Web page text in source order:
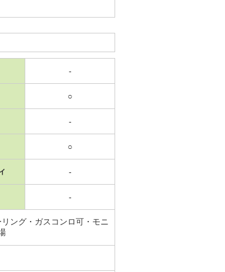
-
○
-
○
-
-
ング・ガスコンロ可・モニ